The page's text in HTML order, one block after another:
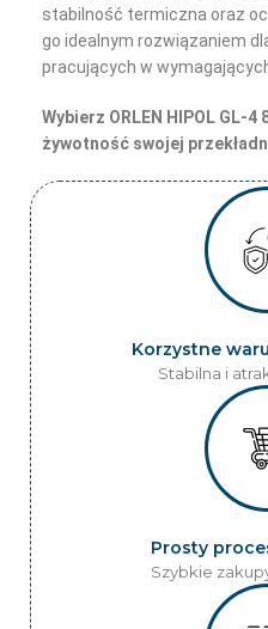
stabilność termiczna oraz
go idealnym rozwiązaniem
pracujących w
Wybierz ORLEN HIPOL GL-4
żywotność swojej
Korzystne
Stabilna i
Prosty
Szybkie